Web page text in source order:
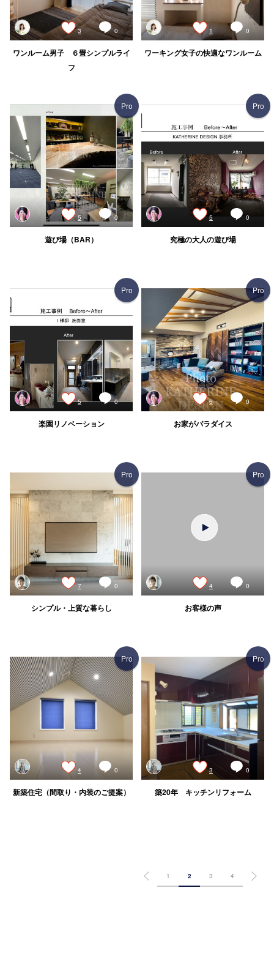
3 0
ワンルーム男子 ６畳シンプルライ
フ
1 0
ワーキング女子の快適なワンルーム
Pro
5 0
遊び場（BAR）
Pro
5 0
究極の大人の遊び場
Pro
5 0
楽園リノベーション
Pro
6 0
お家がパラダイス
Pro
7 0
シンプル・上質な暮らし
Pro
4 0
お客様の声
Pro
4 0
新築住宅（間取り・内装のご提案）
Pro
3 0
築20年 キッチンリフォーム
1 2 3 4